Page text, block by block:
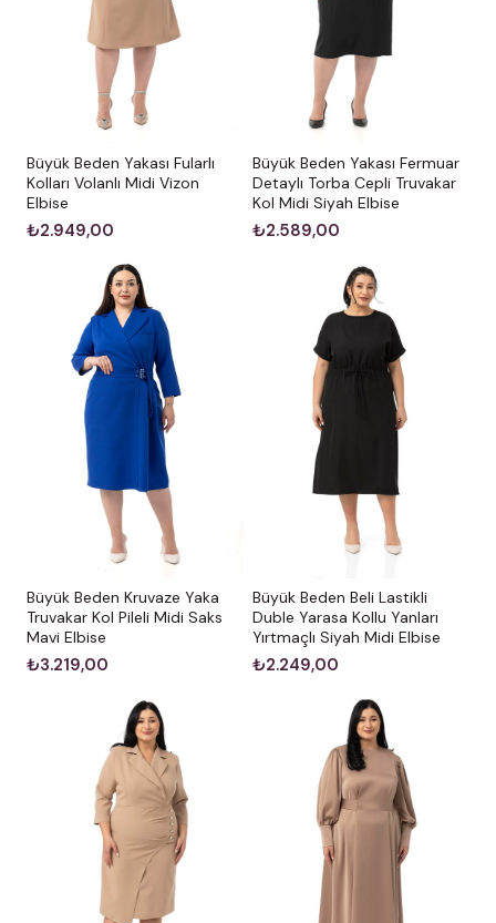
Büyük Beden Yakası Fularlı
Kolları Volanlı Midi Vizon
Elbise
₺2.949,00
Büyük Beden Yakası Fermuar
Detaylı Torba Cepli Truvakar
Kol Midi Siyah Elbise
₺2.589,00
Büyük Beden Kruvaze Yaka
Truvakar Kol Pileli Midi Saks
Mavi Elbise
₺3.219,00
Büyük Beden Beli Lastikli
Duble Yarasa Kollu Yanları
Yırtmaçlı Siyah Midi Elbise
₺2.249,00